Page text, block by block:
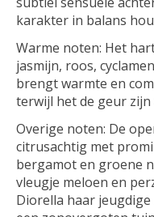
karakter in balans
Warme noten: Het
jasmijn, roos,
brengt warmte en
terwijl het de geur
Overige noten: De
citrusachtig met
bergamot en groene
vleugje meloen en
Diorella haar